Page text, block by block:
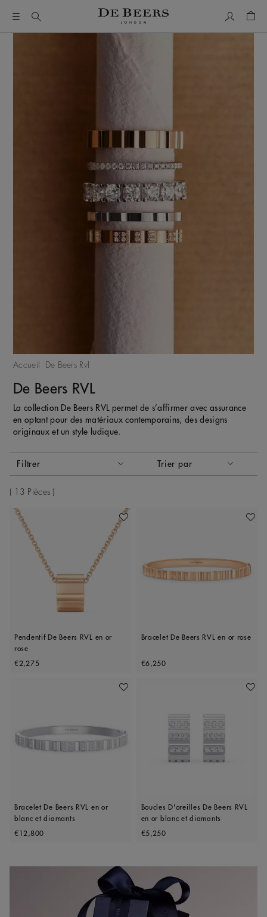
Accueil De Beers Rvl
De Beers RVL
La collection De Beers RVL permet de s’affirmer avec assurance
en optant pour des matériaux contemporains, des designs
originaux et un style ludique.
Filtrer Trier par
Trier par
13 Pièces
Ajouter À Ma Wishlist
Pendentif De Beers RVL en or
rose
Original price
€2,275
Bracelet De Beers RVL en or rose
Original price
€6,250
Ajouter À Ma Wishlist
Bracelet De Beers RVL en or
blanc et diamants
Original price
€12,800
Boucles D'oreilles De Beers RVL
en or blanc et diamants
Original price
€5,250